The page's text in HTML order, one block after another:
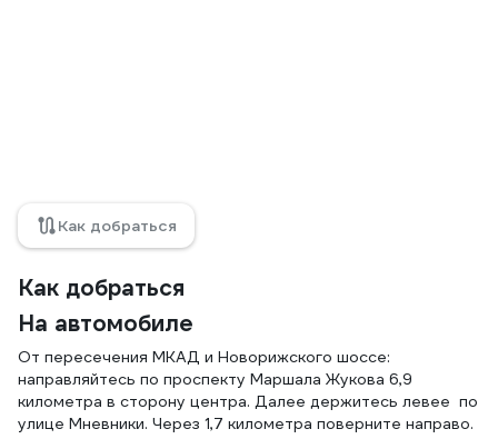
Как добраться
Как добраться
На автомобиле
От пересечения МКАД и Новорижского шоссе:
направляйтесь по проспекту Маршала Жукова 6,9
километра в сторону центра. Далее держитесь левее по
улице Мневники. Через 1,7 километра поверните направо.